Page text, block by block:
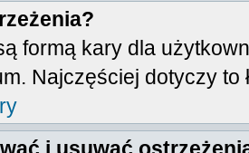
formą kary dla
Najczęściej dotyczy to